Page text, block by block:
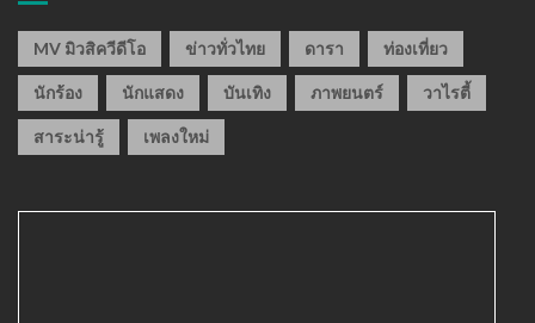
MV มิวสิควีดีโอ ข่าวทั่วไทย ดารา ท่องเที่ยว
นักร้อง นักแสดง บันเทิง ภาพยนตร์ วาไรตี้
สาระน่ารู้ เพลงใหม่